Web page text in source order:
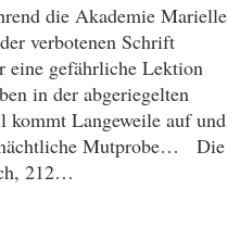
die Akademie Marielle
verbotenen Schrift
eine gefährliche Lektion
in der abgeriegelten
kommt Langeweile auf und
nächtliche Mutprobe… Die
212…